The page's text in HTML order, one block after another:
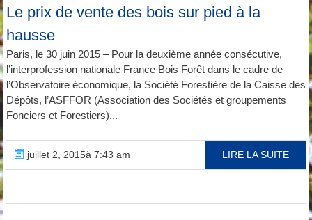
Le prix de vente des bois sur pied à la
hausse
Paris, le 30 juin 2015 – Pour la deuxième année consécutive,
l’interprofession nationale France Bois Forêt dans le cadre de
l’Observatoire économique, la Société Forestière de la Caisse des
Dépôts, l’ASFFOR (Association des Sociétés et groupements
Fonciers et Forestiers)...
juillet 2, 2015à 7:43 am LIRE LA SUITE